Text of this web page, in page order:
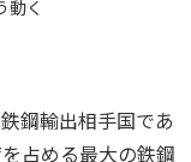
動く
鋼輸出相手国であ
占める最大の鉄鋼